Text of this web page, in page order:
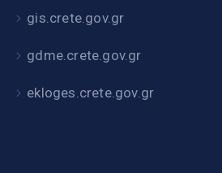
gis.crete.gov.gr
gdme.crete.gov.gr
ekloges.crete.gov.gr